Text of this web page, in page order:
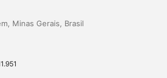
Minas Gerais, Brasil